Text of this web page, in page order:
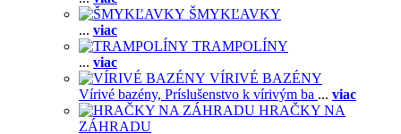
ŠMYKĽAVKY
... viac
TRAMPOLÍNY
... viac
VÍRIVÉ BAZÉNY
Vírivé bazény, Príslušenstvo k vírivým ba ... viac
HRAČKY NA
ZÁHRADU